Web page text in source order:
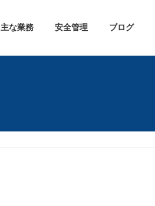
主な業務 安全管理 ブログ